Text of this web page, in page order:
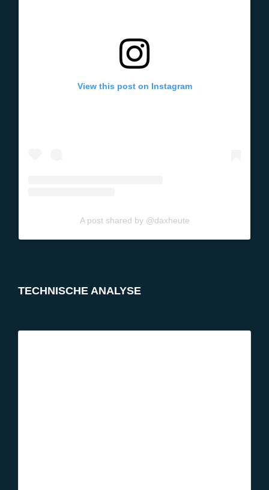
View this post on Instagram
A post shared by @daxheute
TECHNISCHE ANALYSE